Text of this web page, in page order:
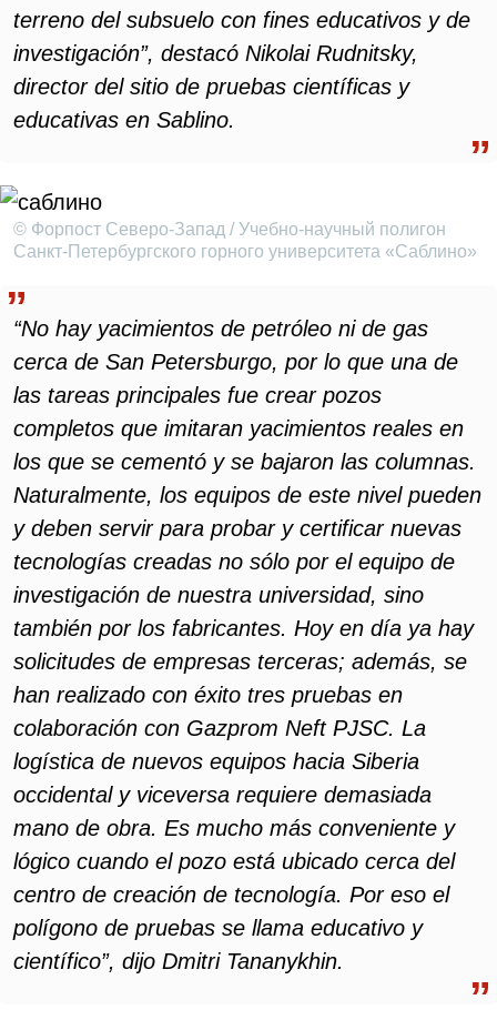
terreno del subsuelo con fines educativos y de
investigación”, destacó Nikolai Rudnitsky,
director del sitio de pruebas científicas y
educativas en Sablino.
© Форпост Северо-Запад / Учебно-научный полигон
Санкт-Петербургского горного университета «Саблино»
“No hay yacimientos de petróleo ni de gas
cerca de San Petersburgo, por lo que una de
las tareas principales fue crear pozos
completos que imitaran yacimientos reales en
los que se cementó y se bajaron las columnas.
Naturalmente, los equipos de este nivel pueden
y deben servir para probar y certificar nuevas
tecnologías creadas no sólo por el equipo de
investigación de nuestra universidad, sino
también por los fabricantes. Hoy en día ya hay
solicitudes de empresas terceras; además, se
han realizado con éxito tres pruebas en
colaboración con Gazprom Neft PJSC. La
logística de nuevos equipos hacia Siberia
occidental y viceversa requiere demasiada
mano de obra. Es mucho más conveniente y
lógico cuando el pozo está ubicado cerca del
centro de creación de tecnología. Por eso el
polígono de pruebas se llama educativo y
científico”, dijo Dmitri Tananykhin.